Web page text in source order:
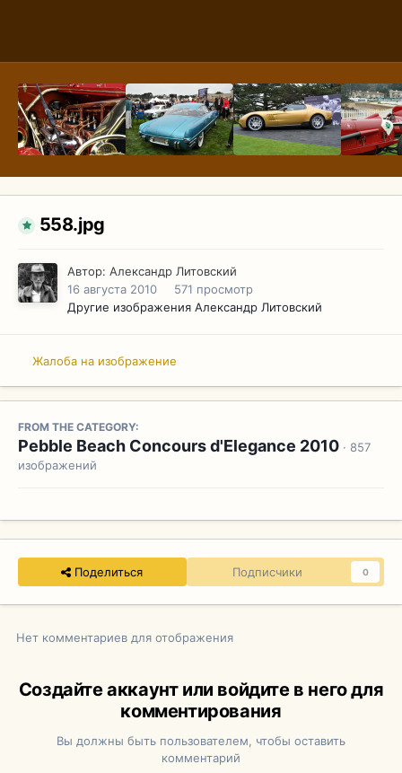
558.jpg
Автор: Александр Литовский
16 августа 2010
571 просмотр
Другие изображения Александр Литовский
Жалоба на изображение
FROM THE CATEGORY:
Pebble Beach Concours d'Elegance 2010 · 857
изображений
Поделиться Подписчики 0
Нет комментариев для отображения
Создайте аккаунт или войдите в него для
комментирования
Вы должны быть пользователем, чтобы оставить
комментарий